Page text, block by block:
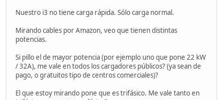
Nuestro i3 no tiene carga rápida. Sólo carga normal.
Mirando cables por Amazon, veo que tienen distintas
potencias.
Si pillo el de mayor potencia (por ejemplo uno que pone 22 kW
/ 32A), me vale en todos los cargadores públicos? (ya sean de
pago, o gratuitos tipo de centros comerciales)?
El que estoy mirando pone que es trifásico. Me vale tanto en